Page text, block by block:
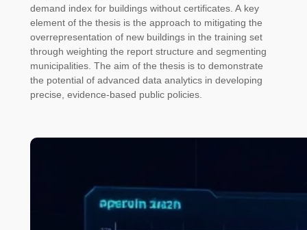
demand index for buildings without certificates. A key
element of the thesis is the approach to mitigating the
overrepresentation of new buildings in the training set
through weighting the report structure and segmenting
municipalities. The aim of the thesis is to demonstrate
the potential of advanced data analytics in developing
precise, evidence-based public policies.